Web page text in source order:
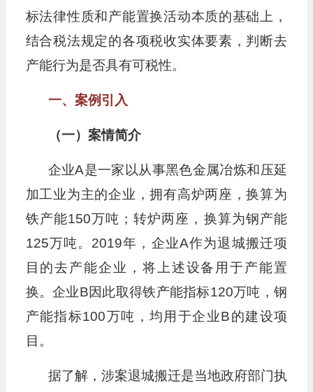
标法律性质和产能置换活动本质的基础上，
结合税法规定的各项税收实体要素，判断去
产能行为是否具有可税性。
一、案例引入
（一）案情简介
企业A是一家以从事黑色金属冶炼和压延
加工业为主的企业，拥有高炉两座，换算为
铁产能150万吨；转炉两座，换算为钢产能
125万吨。2019年，企业A作为退城搬迁项
目的去产能企业，将上述设备用于产能置
换。企业B因此取得铁产能指标120万吨，钢
产能指标100万吨，均用于企业B的建设项
目。
据了解，涉案退城搬迁是当地政府部门执